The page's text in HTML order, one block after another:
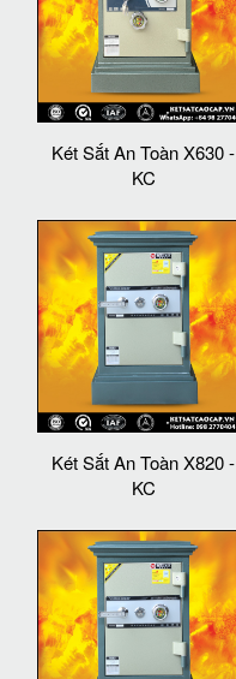
Két Sắt An Toàn X630 -
KC
Két Sắt An Toàn X820 -
KC